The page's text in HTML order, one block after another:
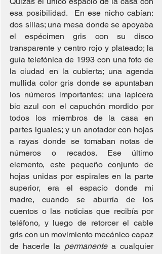
esa posibilidad.  En ese nicho cabían:
dos sillas; una mesa donde se apoyaba
el espécimen gris con su disco
transparente y centro rojo y plateado; la
guía telefónica de 1993 con una foto de
la ciudad en la cubierta; una agenda
mullida color gris donde se apuntaban
los números importantes; una lapicera
bic azul con el capuchón mordido por
todos los miembros de la casa en
partes iguales; y un anotador con hojas
a rayas donde se tomaban notas de
números o recados. Ese último
elemento, este pequeño conjunto de
hojas unidas por espirales en la parte
superior, era el espacio donde mi
madre, cuando se aburría de los
cuentos o las noticias que recibía por
teléfono, y luego de retorcer el cable
gris con un movimiento mecánico capaz
de hacerle la permanente a cualquier